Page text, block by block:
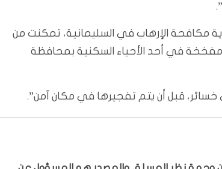
مكافحة الإرهاب في السليمانية، تمكنت من
في أحد الأحياء السكنية بمحافظة
قبل أن يتم تفجيرها في مكان آمن”.